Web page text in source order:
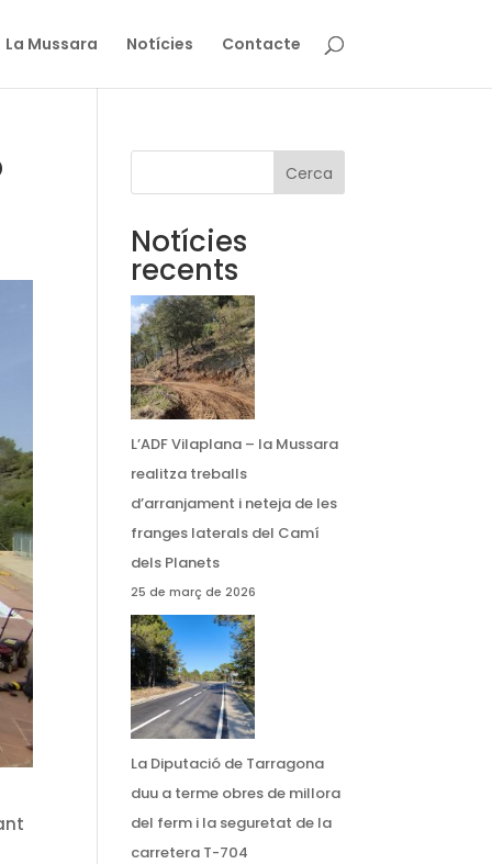
La Mussara Notícies Contacte
Cerca
Notícies
recents
L’ADF Vilaplana – la Mussara
realitza treballs
d’arranjament i neteja de les
franges laterals del Camí
dels Planets
25 de març de 2026
La Diputació de Tarragona
duu a terme obres de millora
del ferm i la seguretat de la
carretera T-704